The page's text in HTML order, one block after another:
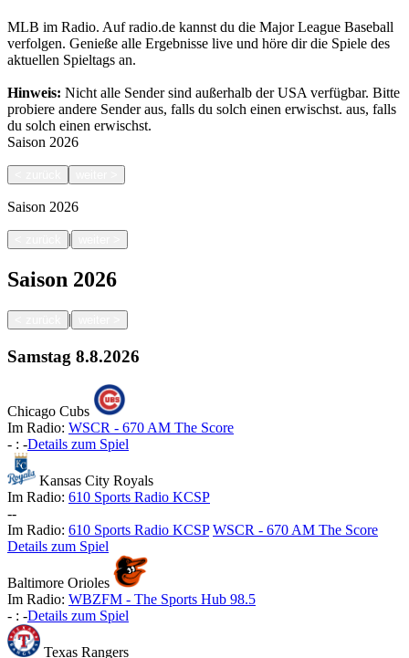
MLB im Radio. Auf radio.de kannst du die Major League Baseball
verfolgen. Genieße alle Ergebnisse live und höre dir die Spiele des
aktuellen Spieltags an.
Hinweis: Nicht alle Sender sind außerhalb der USA verfügbar. Bitte
probiere andere Sender aus, falls du solch einen erwischst. aus, falls
du solch einen erwischst.
Saison 2026
Saison 2026
|
Saison 2026
|
Samstag 8.8.2026
Chicago Cubs
Im Radio: WSCR - 670 AM The Score
- : -Details zum Spiel
Kansas City Royals
Im Radio: 610 Sports Radio KCSP
--
Im Radio: 610 Sports Radio KCSP WSCR - 670 AM The Score
Details zum Spiel
Baltimore Orioles
Im Radio: WBZFM - The Sports Hub 98.5
- : -Details zum Spiel
Texas Rangers